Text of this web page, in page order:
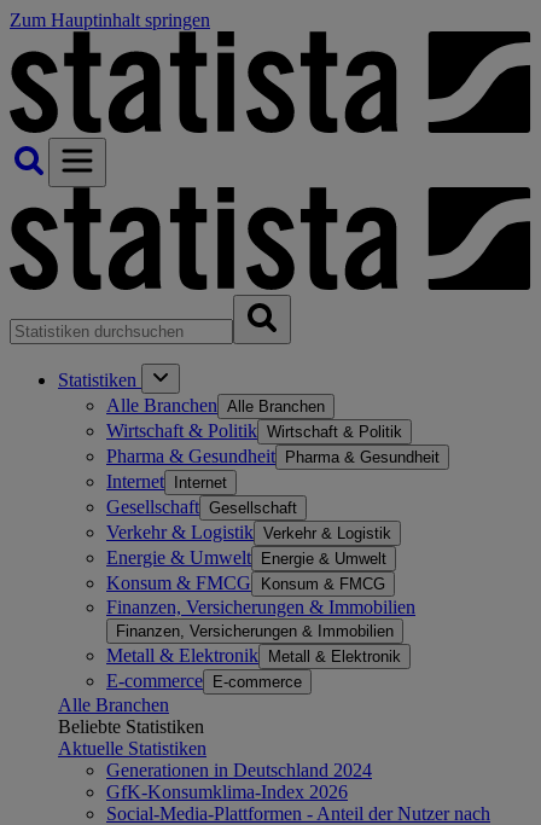
Zum Hauptinhalt springen
Statistiken
Alle Branchen Alle Branchen
Wirtschaft & Politik Wirtschaft & Politik
Pharma & Gesundheit Pharma & Gesundheit
Internet Internet
Gesellschaft Gesellschaft
Verkehr & Logistik Verkehr & Logistik
Energie & Umwelt Energie & Umwelt
Konsum & FMCG Konsum & FMCG
Finanzen, Versicherungen & Immobilien
Finanzen, Versicherungen & Immobilien
Metall & Elektronik Metall & Elektronik
E-commerce E-commerce
Alle Branchen
Beliebte Statistiken
Aktuelle Statistiken
Generationen in Deutschland 2024
GfK-Konsumklima-Index 2026
Social-Media-Plattformen - Anteil der Nutzer nach